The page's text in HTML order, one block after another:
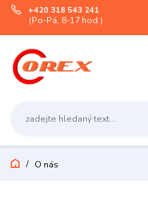
+420 318 543 241
(Po-Pá, 8-17 hod.)
O nás